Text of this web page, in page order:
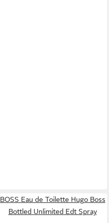
BOSS Eau de Toilette Hugo Boss
Bottled Unlimited Edt Spray